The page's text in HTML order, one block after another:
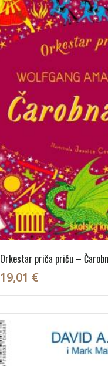
Orkestar priča priču –
19,01 €